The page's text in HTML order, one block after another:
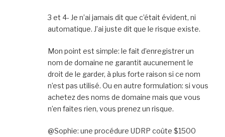
3 et 4- Je n’ai jamais dit que c’était évident, ni
automatique. J’ai juste dit que le risque existe.
Mon point est simple: le fait d’enregistrer un
nom de domaine ne garantit aucunement le
droit de le garder, à plus forte raison si ce nom
n’est pas utilisé. Ou en autre formulation: si vous
achetez des noms de domaine mais que vous
n’en faites rien, vous prenez un risque.
@Sophie: une procédure UDRP coûte $1500